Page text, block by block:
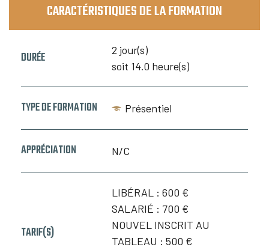
CARACTÉRISTIQUES DE LA FORMATION
DURÉE
2 jour(s)
soit 14.0 heure(s)
TYPE DE FORMATION Présentiel
APPRÉCIATION N/C
TARIF(S)
LIBÉRAL :600 €
SALARIÉ : 700 €
NOUVEL INSCRIT AU
TABLEAU :500 €